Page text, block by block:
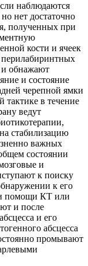
наблюдаются
нет достаточно
полученных при
кости и ячеек
перилабиринтных
обнажают
и состояние
черепной ямки
тактике в течение
ведут
стабилизацию
важных
состоянии
и
к поиску
к его
помощи КТ или
и после
и его
абсцесса
промывают